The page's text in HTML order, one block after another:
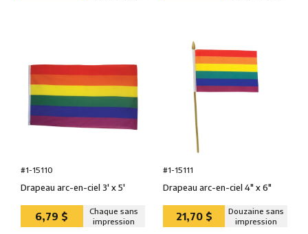
#1-15110
Drapeau arc-en-ciel 3' x 5'
6,79 $
Chaque sans
impression
#1-15111
Drapeau arc-en-ciel 4″ x 6″
21,70 $
Douzaine sans
impression